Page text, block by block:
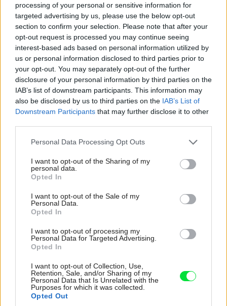
processing of your personal or sensitive information for
targeted advertising by us, please use the below opt-out
section to confirm your selection. Please note that after your
opt-out request is processed you may continue seeing
interest-based ads based on personal information utilized by
us or personal information disclosed to third parties prior to
your opt-out. You may separately opt-out of the further
disclosure of your personal information by third parties on the
IAB’s list of downstream participants. This information may
also be disclosed by us to third parties on the IAB’s List of
Downstream Participants that may further disclose it to other
Please note that this website/app uses one or more Google
not limited to your visit or usage behaviour. You may click to
grant or deny consent to Google and its third-party tags to
use your data for below specified purposes in below Google
consent section.
Personal Data Processing Opt Outs
I want to opt-out of the Sharing of my
personal data.
Opted In
I want to opt-out of the Sale of my
Personal Data.
Opted In
I want to opt-out of processing my
Personal Data for Targeted Advertising.
Opted In
I want to opt-out of Collection, Use,
Retention, Sale, and/or Sharing of my
Personal Data that Is Unrelated with the
Purposes for which it was collected.
Opted Out
Mraznička pôjde z kúpeľne do komory, technický kútik
dokončení dopovie súvislosť s mozaikou… Nijaký strach.
Aj nedokončené môže byť cnosťou a inšpiráciou. Najprv
to bol príbeh o rozširovaní vchodu medzi chodbou a
kuchyňou. Pracovitý majster búral a ešte chcel búrať, až
dostal pokyn od pani Augustínovej, že ona si to teda prosí